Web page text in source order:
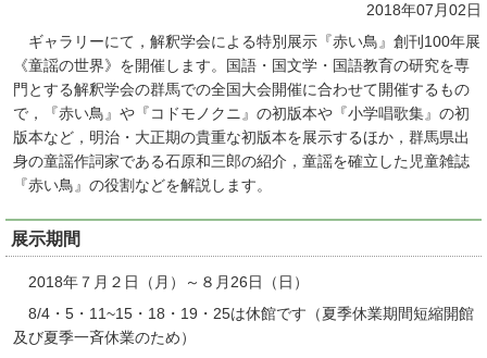
2018年07月02日
ギャラリーにて，解釈学会による特別展示『赤い鳥』創刊100年展
《童謡の世界》を開催します。国語・国文学・国語教育の研究を専
門とする解釈学会の群馬での全国大会開催に合わせて開催するもの
で，『赤い鳥』や『コドモノクニ』の初版本や『小学唱歌集』の初
版本など，明治・大正期の貴重な初版本を展示するほか，群馬県出
身の童謡作詞家である石原和三郎の紹介，童謡を確立した児童雑誌
『赤い鳥』の役割などを解説します。
展示期間
2018年７月２日（月）～８月26日（日）
8/4・5・11~15・18・19・25は休館です（夏季休業期間短縮開館
及び夏季一斉休業のため）